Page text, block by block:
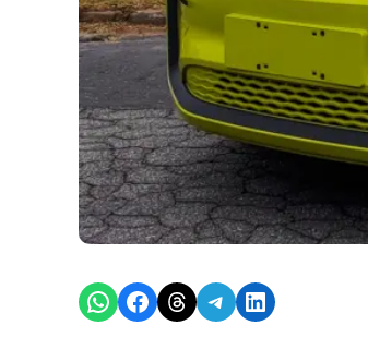
Share on WhatsApp
Share on Facebook
Share on Threads
Share on Telegram
Share on LinkedIn